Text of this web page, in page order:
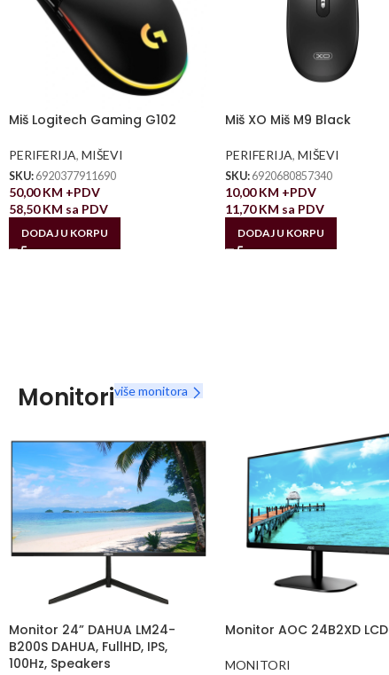
Miš Logitech Gaming G102
PERIFERIJA, MIŠEVI
SKU: 6920377911690
50,00KM +PDV
58,50KM sa PDV
DODAJ U KORPU
Miš XO Miš M9 Black
PERIFERIJA, MIŠEVI
SKU: 6920680857340
10,00KM +PDV
11,70KM sa PDV
DODAJ U KORPU
Monitoriviše monitora
Monitor 24” DAHUA LM24-
B200S DAHUA, FullHD, IPS,
100Hz, Speakers
Monitor AOC 24B2XD LCD
MONITORI